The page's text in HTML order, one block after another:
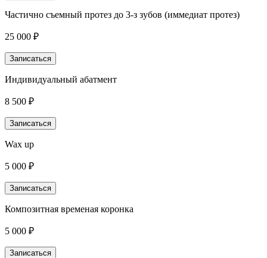
Частично съемный протез до 3-з зубов (иммедиат протез)
25 000 ₽
Записаться
Индивидуальный абатмент
8 500 ₽
Записаться
Wax up
5 000 ₽
Записаться
Композитная временая коронка
5 000 ₽
Записаться